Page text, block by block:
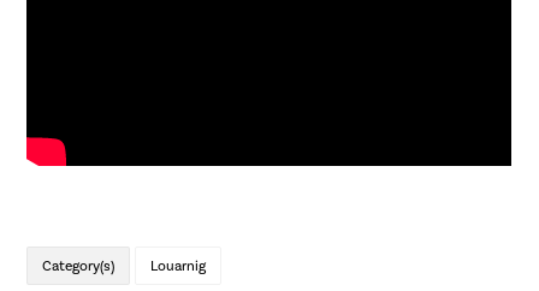
Category(s) Louarnig